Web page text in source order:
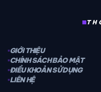
GIỚI THIỆU
CHÍNH SÁCH BẢO MẬT
ĐIỀU KHOẢN SỬ DỤNG
LIÊN HỆ